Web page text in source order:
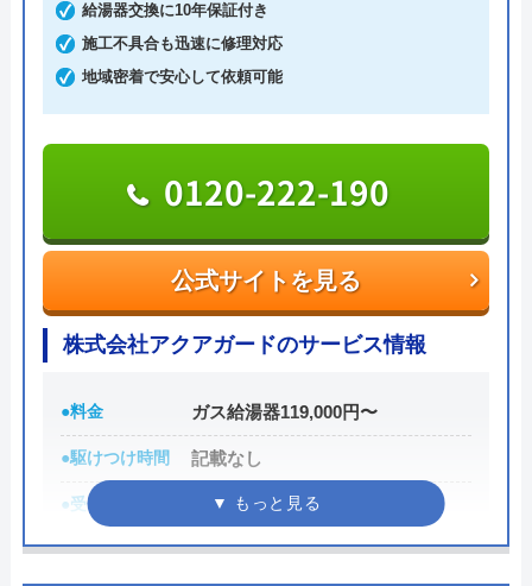
料金に関しては「作業料金」+「材料費」+延長追加
料金+（時間外追加料金）がかかります。また、消
が、必ず事前のお見積もりで了承を得てから作業開
始をします。
今なら5,000円以上の場合のみ工事費の3,000円割引
キャンペーンを開催しており、電話にて「割引クー
ポンを見た」と伝えるだけでクーポンが適用になり
ますので、相談する際は電話で連絡し、必ずクーポ
0120-365-253
受付時間 24時間
給湯器交換に10年保証付き
施工不具合も迅速に修理対応
地域密着で安心して依頼可能
公式サイトを見る
0120-222-190
株式会社アクアガードのサービス情報
●料金 ガス給湯器119,000円〜
●駆けつけ時間 記載なし
●受付時間 記載なし
●定休日 年中無休